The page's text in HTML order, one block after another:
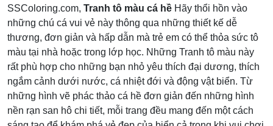
SSColoring.com, Tranh tô màu cá hề Hãy thổi hồn vào
những chú cá vui vẻ này thông qua những thiết kế dễ
thương, đơn giản và hấp dẫn mà trẻ em có thể thỏa sức tô
màu tại nhà hoặc trong lớp học. Những Tranh tô màu này
rất phù hợp cho những bạn nhỏ yêu thích đại dương, thích
ngắm cảnh dưới nước, cá nhiệt đới và động vật biển. Từ
những hình vẽ phác thảo cá hề đơn giản đến những hình
nền rạn san hô chi tiết, mỗi trang đều mang đến một cách